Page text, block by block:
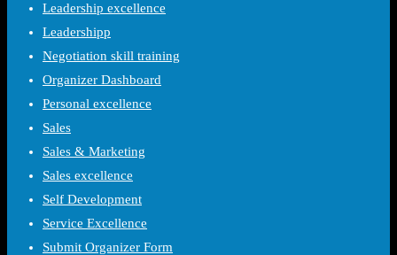
Leadership excellence
Leadershipp
Negotiation skill training
Organizer Dashboard
Personal excellence
Sales
Sales & Marketing
Sales excellence
Self Development
Service Excellence
Submit Organizer Form